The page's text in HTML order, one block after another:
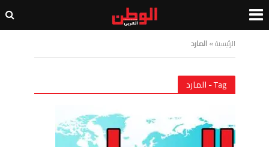
الرئيسية»المارد
Tag - المارد